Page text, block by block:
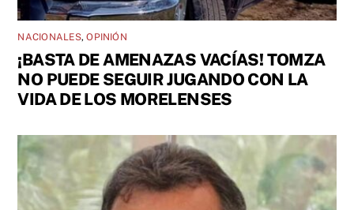
NACIONALES,OPINIÓN
¡BASTA DE AMENAZAS VACÍAS! TOMZA
NO PUEDE SEGUIR JUGANDO CON LA
VIDA DE LOS MORELENSES